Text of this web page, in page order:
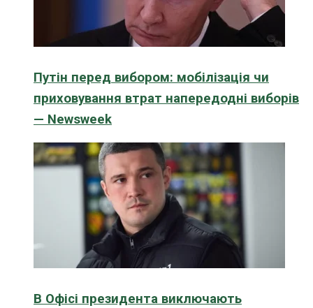
Путін перед вибором: мобілізація чи
приховування втрат напередодні виборів
— Newsweek
В Офісі президента виключають